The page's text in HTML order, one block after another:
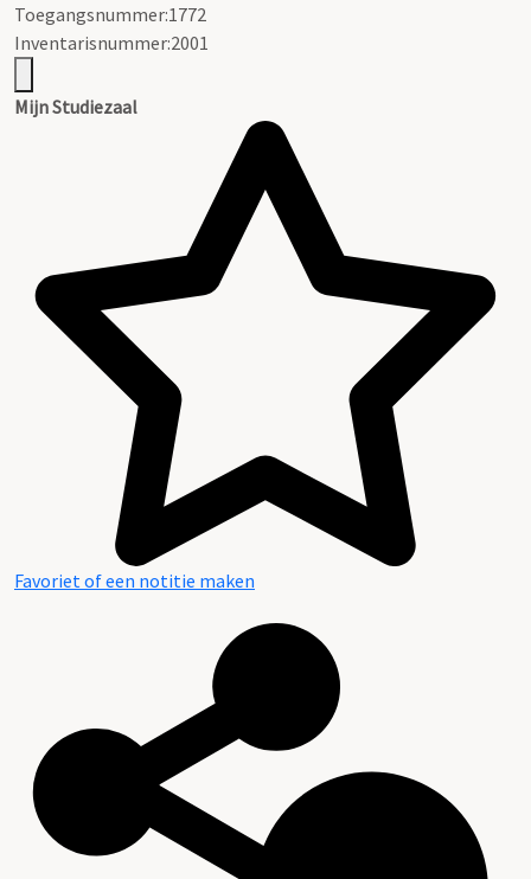
Toegangsnummer:1772
Inventarisnummer:2001
Mijn Studiezaal
Favoriet of een notitie maken